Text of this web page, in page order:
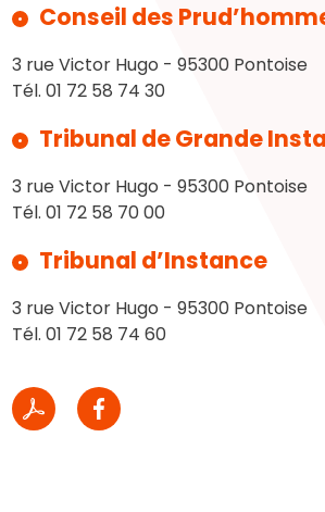
Conseil des
3 rue Victor Hugo - 95300 Pontoise
Tél. 01 72 58 74 30
Tribunal de Grande
3 rue Victor Hugo - 95300 Pontoise
Tél. 01 72 58 70 00
Tribunal d’Instance
3 rue Victor Hugo - 95300 Pontoise
Tél. 01 72 58 74 60